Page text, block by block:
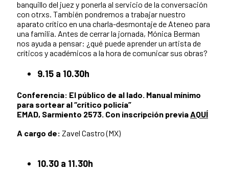
banquillo del juez y ponerla al servicio de la conversación
con otrxs. También pondremos a trabajar nuestro
aparato crítico en una charla-desmontaje de Ateneo para
una familia. Antes de cerrar la jornada, Mónica Berman
nos ayuda a pensar: ¿qué puede aprender un artista de
críticos y académicos a la hora de comunicar sus obras?
9.15 a 10.30h
Conferencia: El público de al lado. Manual mínimo
para sortear al “crítico policía”
EMAD, Sarmiento 2573. Con inscripción previaAQUÍ
A cargo de: Zavel Castro (MX)
10.30 a 11.30h​​​​​